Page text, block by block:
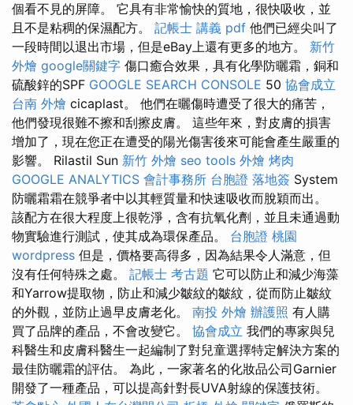
個看不見的屏障。 它具有非常愉快的質地，很快吸收，並
且不是粘稠的保濕配方。 記帳士 講義 pdf 他們已經尖叫了
一段時間以退出市場，但是eBay上還有更多的地方。 新竹
外燴 google關鍵字 傷口癒合效果，具有化學防曬霜，銅和
硫酸鋅的SPF GOOGLE SEARCH CONSOLE 50 協會成立
台南 外燴 cicaplast。 他們在曬傷時遭受了很大的痛苦，
他們發現很難不擦和刮擦皮膚。 這些年來，對皮膚的損害
增加了，現在您正在遭受的陽光傷害後來可能會產生嚴重的
影響。 Rilastil Sun 新竹 外燴 seo tools 外燴 烤肉
GOOGLE ANALYTICS 會計事務所 台胞證 落地簽 System
防曬霜霜在競爭者中以其輕質量和快速吸收而脫穎而出。
該配方在很大程度上很乾淨，含有抗氧化劑，並且未通過動
物實驗進行測試，使其成為環保產品。 台胞證 桃園
wordpress 但是，價格要高得多，因為結果令人滿意，但
沒有任何特殊之處。 記帳士 考古題 它可以防止和減少海藻
和Yarrow提取物，防止和減少皺紋的皺紋，從而防止皺紋
的外觀，並防止過早皮膚老化。 南投 外燴 辦護照 有人購
買了品牌的產品，不會改變它。 協會成立 我們的專家與兒
科醫生和皮膚科醫生一起編制了對兒童選擇特定解決方案的
最佳防曬霜的評估。 為此，一家著名的化妝品公司Garnier
開發了一種產品，可以提高針對長UVA射線的保護技術。